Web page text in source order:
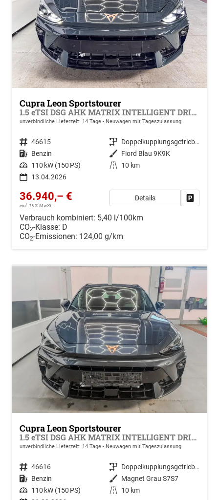
Cupra Leon Sportstourer
1.5 eTSI DSG AHK MATRIX INTELLIGENT DRIVE KEYLESS RFK ACC PDC SHZ
unverbindliche Lieferzeit: 14 Tage Neuwagen mit Tageszulassung
Fahrzeugnr. 46615 Getriebe
Doppelkupplungsgetriebe (DSG)
Kraftstoff Benzin Außenfarbe Fiord Blau 9K9K
Leistung 110 kW (150 PS) Kilometerstand
10 km
13.04.2026
36.940,– €
incl. 19% MwSt.
Details
Verbrauch kombiniert: 5,40 l/100km
CO2-Klasse: D
CO2-Emissionen: 124,00 g/km
Cupra Leon Sportstourer
1.5 eTSI DSG AHK MATRIX INTELLIGENT DRIVE KEYLESS RFK ACC PDC SHZ
unverbindliche Lieferzeit: 14 Tage Neuwagen mit Tageszulassung
Fahrzeugnr. 46616 Getriebe
Doppelkupplungsgetriebe (DSG)
Kraftstoff Benzin Außenfarbe Magnet Grau S7S7
Leistung 110 kW (150 PS) Kilometerstand
10 km